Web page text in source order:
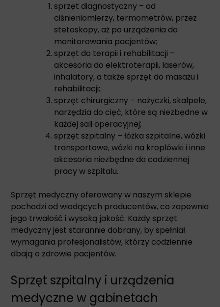
sprzęt diagnostyczny – od
ciśnieniomierzy, termometrów, przez
stetoskopy, aż po urządzenia do
monitorowania pacjentów;
sprzęt do terapii i rehabilitacji –
akcesoria do elektroterapii, laserów,
inhalatory, a także sprzęt do masażu i
rehabilitacji;
sprzęt chirurgiczny – nożyczki, skalpele,
narzędzia do cięć, które są niezbędne w
każdej sali operacyjnej;
sprzęt szpitalny – łóżka szpitalne, wózki
transportowe, wózki na kroplówki i inne
akcesoria niezbędne do codziennej
pracy w szpitalu.
Sprzęt medyczny oferowany w naszym sklepie
pochodzi od wiodących producentów, co zapewnia
jego trwałość i wysoką jakość. Każdy sprzęt
medyczny jest starannie dobrany, by spełniał
wymagania profesjonalistów, którzy codziennie
dbają o zdrowie pacjentów.
Sprzęt szpitalny i urządzenia
medyczne w gabinetach